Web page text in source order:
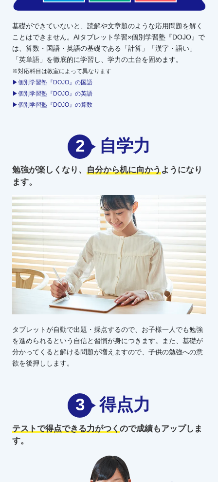
基礎ができていないと、読解や文章題のような応用問題を解く
ことはできません。AIタブレット学習×個別学習塾『DOJO』で
は、算数・国語・英語の基礎である「計算」「漢字・語い」
「英単語」を徹底的に学習し、学力の土台を固めます。
※対応科目は教室によって異なります
▶個別学習塾『DOJO』の国語
▶個別学習塾『DOJO』の英語
▶個別学習塾『DOJO』の算数
2 自学力
勉強が楽しくなり、 自分から机に向かうようになり
ます。
タブレットが自動で出題・採点するので、お子様一人でも勉強
を進められるという自信と習慣が身につきます。また、基礎が
分かってくると解ける問題が増えますので、子供の勉強への意
欲を後押しします。
3 得点力
テストで得点できる力がつくので成績もアップしま
す。